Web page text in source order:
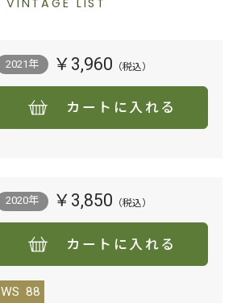
2021年 ￥3,960
カートに入れる
2020年 ￥3,850
カートに入れる
WS 88